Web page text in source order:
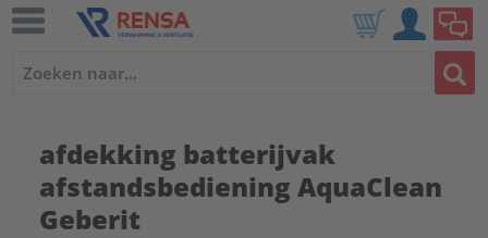
afdekking batterijvak
afstandsbediening AquaClean
Geberit